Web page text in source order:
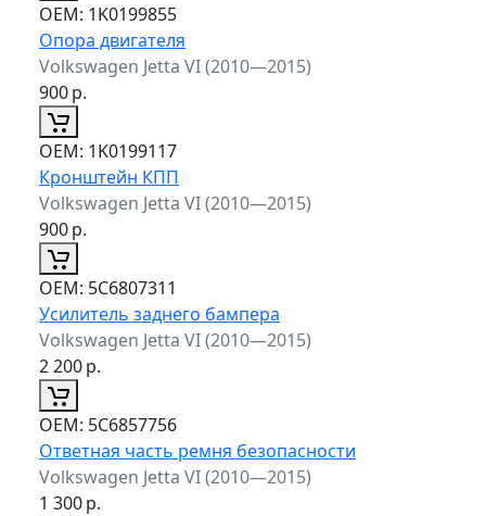
ОЕМ: 1K0199855
Опора двигателя
Volkswagen Jetta VI (2010—2015)
900р.
ОЕМ: 1K0199117
Кронштейн КПП
Volkswagen Jetta VI (2010—2015)
900р.
ОЕМ: 5C6807311
Усилитель заднего бампера
Volkswagen Jetta VI (2010—2015)
2 200р.
ОЕМ: 5C6857756
Ответная часть ремня безопасности
Volkswagen Jetta VI (2010—2015)
1 300р.